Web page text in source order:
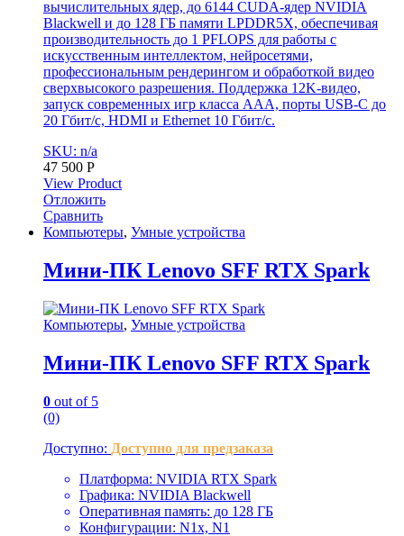
вычислительных ядер, до 6144 CUDA-ядер NVIDIA
Blackwell и до 128 ГБ памяти LPDDR5X, обеспечивая
производительность до 1 PFLOPS для работы с
искусственным интеллектом, нейросетями,
профессиональным рендерингом и обработкой видео
сверхвысокого разрешения. Поддержка 12K-видео,
запуск современных игр класса AAA, порты USB-C до
20 Гбит/с, HDMI и Ethernet 10 Гбит/с.
SKU: n/a
47 500 Р
View Product
Отложить
Сравнить
Компьютеры, Умные устройства
Мини-ПК Lenovo SFF RTX Spark
Компьютеры, Умные устройства
Мини-ПК Lenovo SFF RTX Spark
0 out of 5
(0)
Доступно: Доступно для предзаказа
Платформа: NVIDIA RTX Spark
Графика: NVIDIA Blackwell
Оперативная память: до 128 ГБ
Конфигурации: N1x, N1